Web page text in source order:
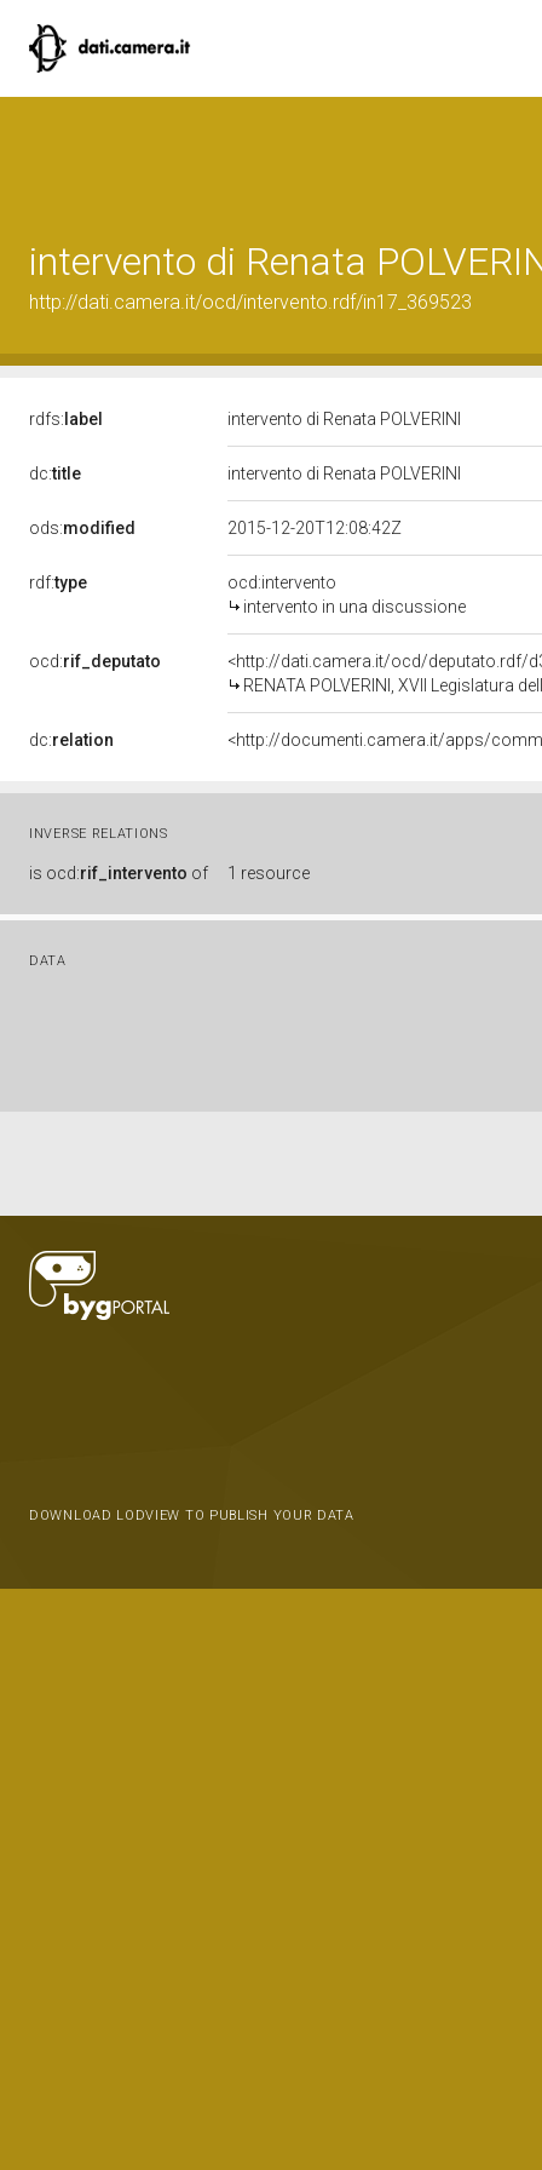
intervento di Renata
http://dati.camera.it/ocd/intervento.rdf/in17_369523
rdfs: label intervento di Renata POLVERINI
dc:title intervento di Renata POLVERINI
ods:modified 2015-12-20T12:08:42Z
rdf:type
ocd:intervento
intervento in una discussione
ocd:rif_deputato
<http://dati.camera.it/ocd/deputato.rdf/
RENATA POLVERINI, XVII Legislatura
dc:relation
INVERSE RELATIONS
is ocd:rif_intervento of 1 resource
DATA
DOWNLOAD LODVIEW TO PUBLISH YOUR DATA